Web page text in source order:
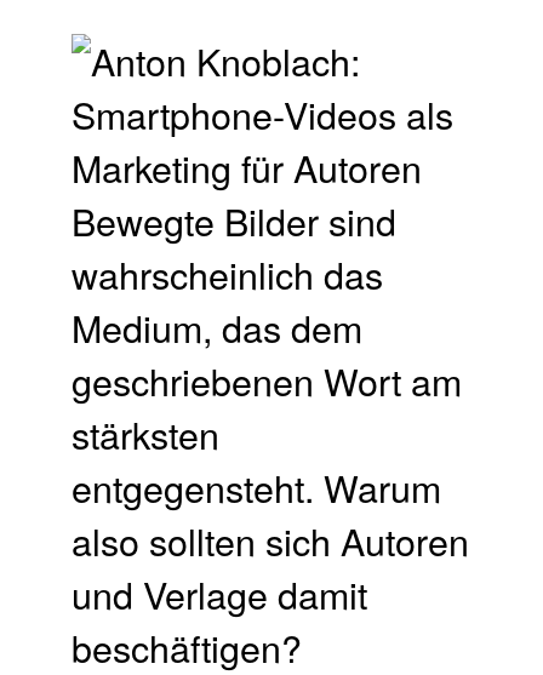
Bewegte Bilder sind
wahrscheinlich das
Medium, das dem
geschriebenen Wort am
stärksten
entgegensteht. Warum
also sollten sich Autoren
und Verlage damit
beschäftigen?